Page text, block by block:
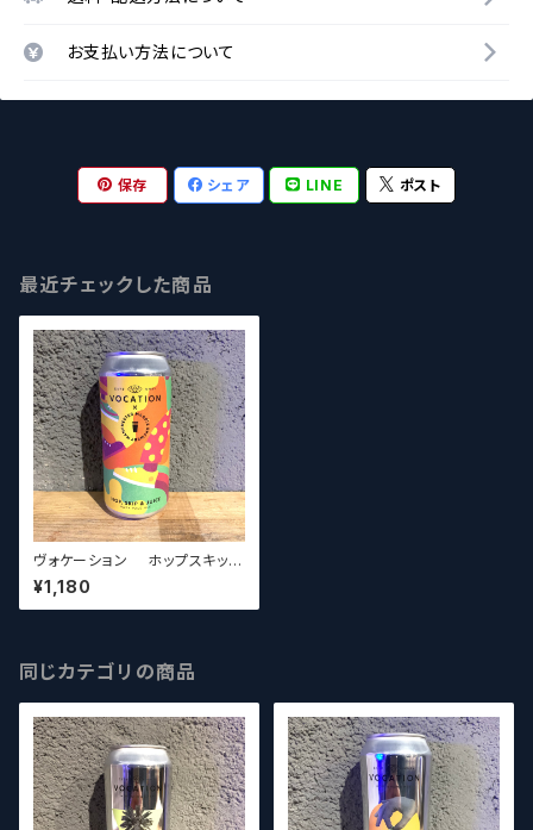
お支払い方法について
保存 シェア LINE ポスト
最近チェックした商品
ヴォケーション ホップスキップ
&ジュース / Vocation Hop, S
kip & Juice Hazy Pale Ale
【クラフトビールシザーズ】
¥1,180
同じカテゴリの商品